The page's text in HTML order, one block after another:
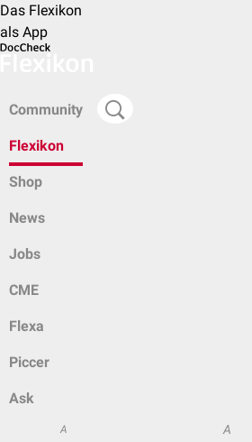
Das Flexikon
als App
Community
Flexikon
Shop
News
Jobs
CME
Flexa
Piccer
Ask
A A